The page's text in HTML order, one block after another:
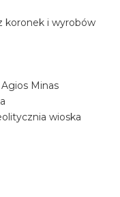
koronek i wyrobów
Minas
wioska